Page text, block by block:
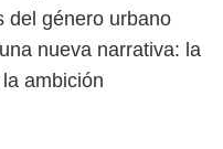
del género urbano
nueva narrativa: la
ambición